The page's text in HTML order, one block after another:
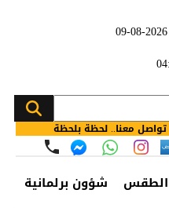
تواصل معنا.. لحظة بلحظة
الطقس شؤون برلمانية